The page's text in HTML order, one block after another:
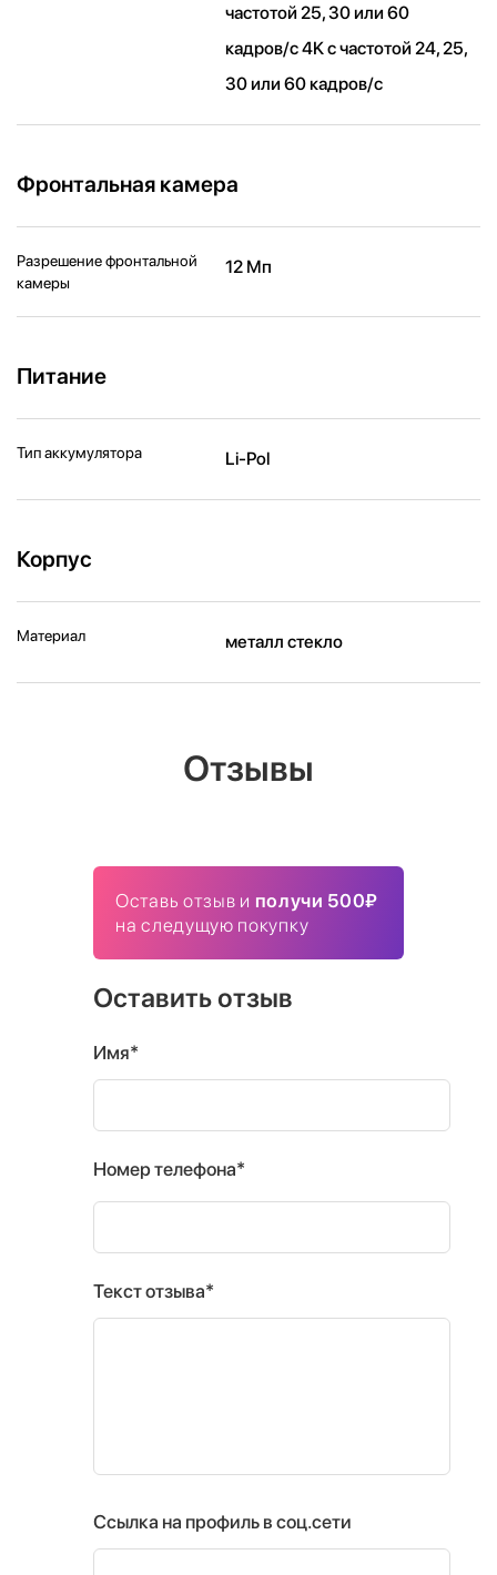
частотой 25, 30 или 60
кадров/ с 4K с частотой 24, 25,
30 или 60 кадров/ с
Фронтальная камера
Разрешение фронтальной
камеры
12 Мп
Питание
Тип аккумулятора Li-Pol
Корпус
Материал металл стекло
Отзывы
Оставь отзыв и получи 500₽
на следущую покупку
Оставить отзыв
Имя*
Номер телефона*
Текст отзыва*
Ссылка на профиль в соц.сети